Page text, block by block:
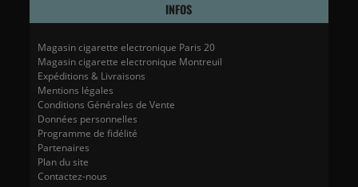
INFOS
Magasin cigarette electronique Paris 20
Magasin cigarette electronique Montreuil
Expéditions & Livraisons
Mentions légales
Conditions Générales de Vente
Données personnelles
Programme de fidélité
Partenaires
Plan du site
Contactez-nous